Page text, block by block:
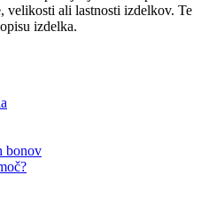
velikosti ali lastnosti izdelkov. Te
izdelka.
bonov